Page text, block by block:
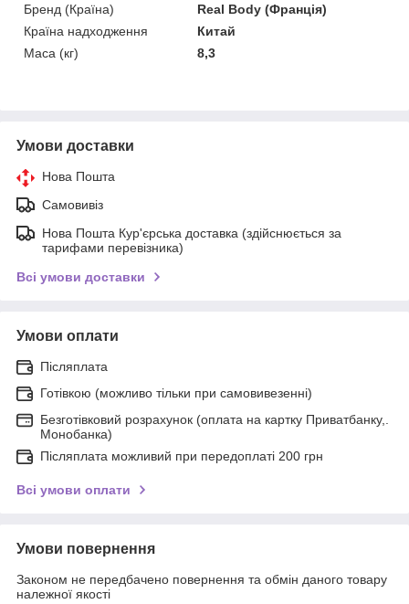
Бренд (Країна)
Real Body (Франція)
Країна надходження
Китай
Маса (кг)
8,3
Умови доставки
Нова Пошта
Самовивіз
Нова Пошта Кур'єрська доставка (здійснюється за
тарифами перевізника)
Всі умови доставки
Умови оплати
Післяплата
Готівкою (можливо тільки при самовивезенні)
Безготівковий розрахунок (оплата на картку Приватбанку,.
Монобанка)
Післяплата можливий при передоплаті 200 грн
Всі умови оплати
Умови повернення
Законом не передбачено повернення та обмін даного товару
належної якості